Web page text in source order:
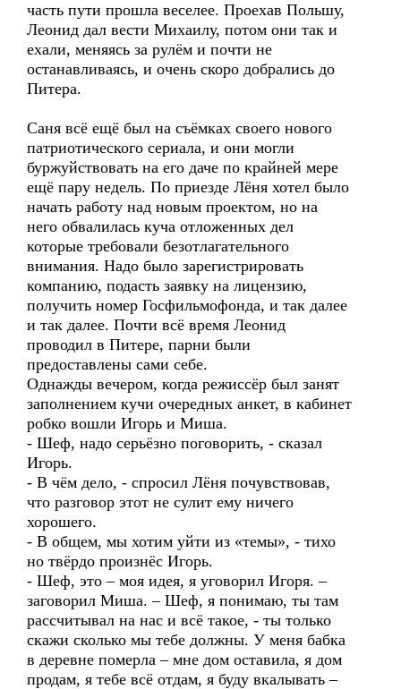
часть пути прошла веселее. Проехав Польшу,
Леонид дал вести Михаилу, потом они так и
ехали, меняясь за рулём и почти не
останавливаясь, и очень скоро добрались до
Питера.
Саня всё ещё был на съёмках своего нового
патриотического сериала, и они могли
буржуйствовать на его даче по крайней мере
ещё пару недель. По приезде Лёня хотел было
начать работу над новым проектом, но на
него обвалилась куча отложенных дел
которые требовали безотлагательного
внимания. Надо было зарегистрировать
компанию, подасть заявку на лицензию,
получить номер Госфильмофонда, и так далее
и так далее. Почти всё время Леонид
проводил в Питере, парни были
предоставлены сами себе.
Однажды вечером, когда режиссёр был занят
заполнением кучи очередных анкет, в кабинет
робко вошли Игорь и Миша.
- Шеф, надо серьёзно поговорить, - сказал
Игорь.
- В чём дело, - спросил Лёня почувствовав,
что разговор этот не сулит ему ничего
хорошего.
- В общем, мы хотим уйти из «темы», - тихо
но твёрдо произнёс Игорь.
- Шеф, это – моя идея, я уговорил Игоря. –
заговорил Миша. – Шеф, я понимаю, ты там
рассчитывал на нас и всё такое, - ты только
скажи сколько мы тебе должны. У меня бабка
в деревне померла – мне дом оставила, я дом
продам, я тебе всё отдам, я буду вкалывать –